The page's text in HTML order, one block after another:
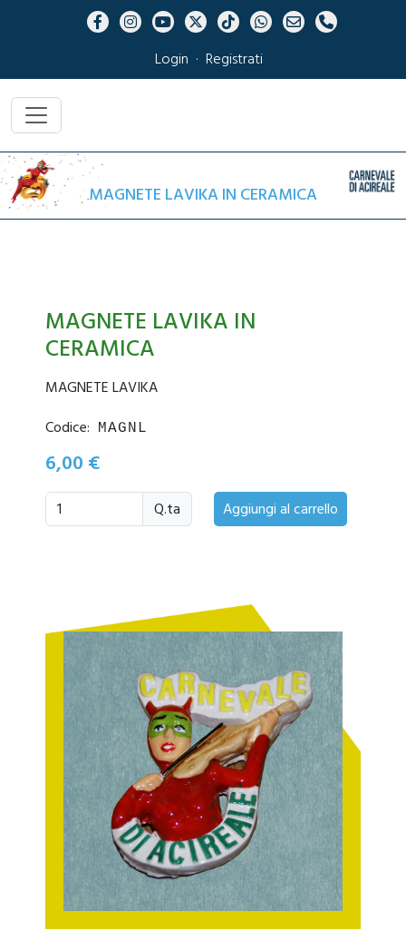
Login · Registrati
MAGNETE LAVIKA IN CERAMICA
MAGNETE LAVIKA IN
CERAMICA
MAGNETE LAVIKA
Codice:
MAGNL
6,00 €
Q.ta Aggiungi al carrello